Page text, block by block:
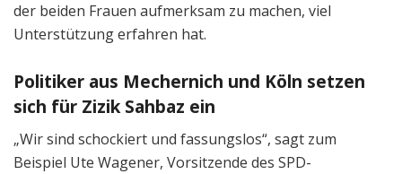
der beiden Frauen aufmerksam zu machen, viel
Unterstützung erfahren hat.
Politiker aus Mechernich und Köln setzen
sich für Zizik Sahbaz ein
„Wir sind schockiert und fassungslos“, sagt zum
Beispiel Ute Wagener, Vorsitzende des SPD-